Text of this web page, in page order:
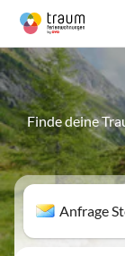
Finde deine
Anfrage